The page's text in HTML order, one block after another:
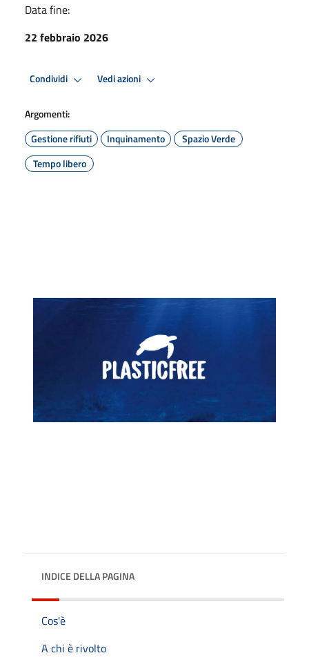
Data fine:
22 febbraio 2026
Condividi Vedi azioni
Argomenti:
Gestione rifiuti
Inquinamento
Spazio Verde
Tempo libero
INDICE DELLA PAGINA
Cos'è
A chi è rivolto